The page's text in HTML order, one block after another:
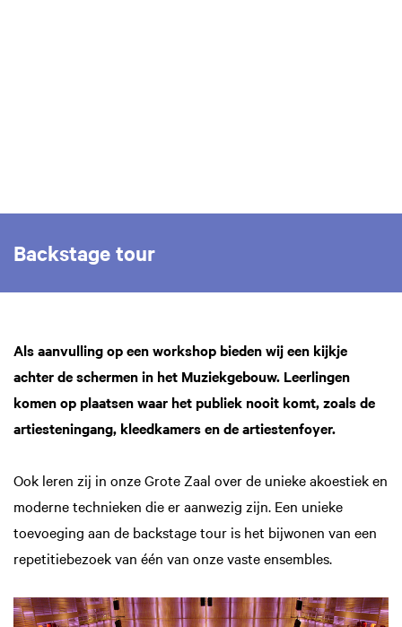
Backstage tour
Als aanvulling op een workshop bieden wij een kijkje
achter de schermen in het Muziekgebouw. Leerlingen
komen op plaatsen waar het publiek nooit komt, zoals de
artiesteningang, kleedkamers en de artiestenfoyer.
Ook leren zij in onze Grote Zaal over de unieke akoestiek en
moderne technieken die er aanwezig zijn. Een unieke
toevoeging aan de backstage tour is het bijwonen van een
repetitiebezoek van één van onze vaste ensembles.